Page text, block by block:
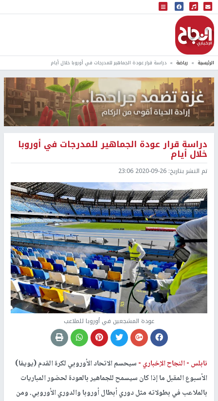
البث المباشر
إذاعة النجاح
الرئيسية رياضة دراسة قرار عودة الجماهير للمدرجات في أوروبا خلال أيام
دراسة قرار عودة الجماهير للمدرجات في أوروبا
خلال أيام
تم النشر بتاريخ: 2020-09-26 23:06
عودة المشجعين في أوروبا للملاعب
نابلس -النجاح الإخباري -سيحسم الاتحاد الأوروبي لكرة القدم (يويفا)
الأسبوع المقبل ما إذا كان سيسمح للجماهير بالعودة لحضور المباريات
بالملاعب في بطولاته مثل دوري أبطال أوروبا والدوري الأوروبي. ومن